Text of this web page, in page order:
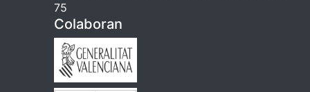
75
Colaboran